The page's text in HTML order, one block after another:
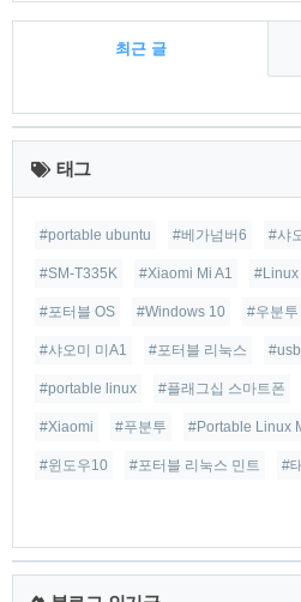
최근 글
최
근
글 태그
#portable ubuntu #베가넘버6 #샤
#SM-T335K #Xiaomi Mi A1 #Linux
#포터블 OS #Windows 10 #우분투
#샤오미 미A1 #포터블 리눅스
#portable linux #플래그십 스마트폰
#Xiaomi #푸분투 #Portable Linux
#윈도우10 #포터블 리눅스 민트 #